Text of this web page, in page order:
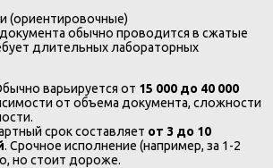
(ориентировочные)
обычно проводится в сжатые
длительных лабораторных
варьируется от 15 000 до 40 000
от объема документа, сложности
срок составляет от 3 до 10
. Срочное исполнение (например, за 1-2
но стоит дороже.